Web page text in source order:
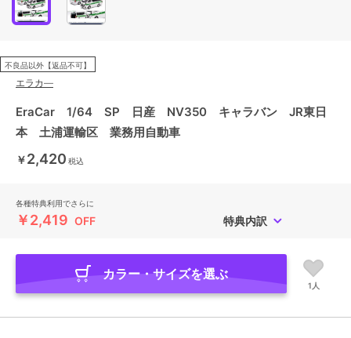
不良品以外【返品不可】
エラカ―
EraCar 1/64 SP 日産 NV350 キャラバン JR東日
本 土浦運輸区 業務用自動車
￥2,420 税込
各種特典利用でさらに
￥2,419 OFF 特典内訳
カラー・サイズを選ぶ
1人